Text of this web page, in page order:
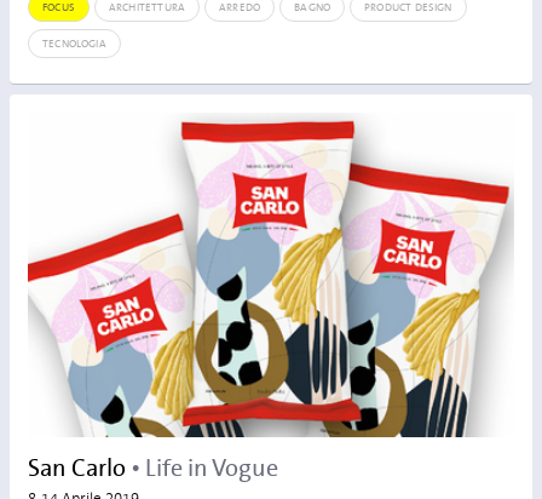
FOCUS ARCHITETTURA ARREDO BAGNO PRODUCT DESIGN
TECNOLOGIA
San Carlo • Life in Vogue